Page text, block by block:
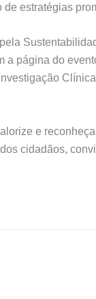
estratégias
página do
e
cidadãos,